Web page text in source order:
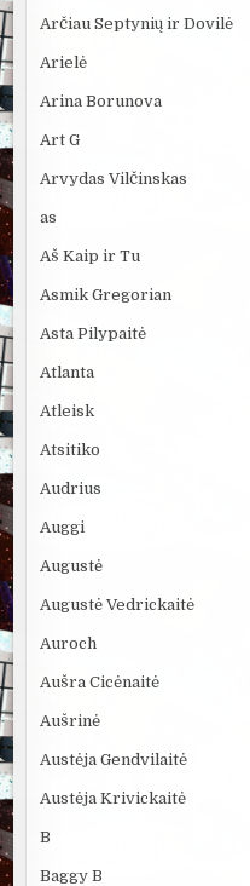
Arčiau Septynių ir Dovilė
Arielė
Arina Borunova
Art G
Arvydas Vilčinskas
as
Aš Kaip ir Tu
Asmik Gregorian
Asta Pilypaitė
Atlanta
Atleisk
Atsitiko
Audrius
Auggi
Augustė
Augustė Vedrickaitė
Auroch
Aušra Cicėnaitė
Aušrinė
Austėja Gendvilaitė
Austėja Krivickaitė
B
Baggy B